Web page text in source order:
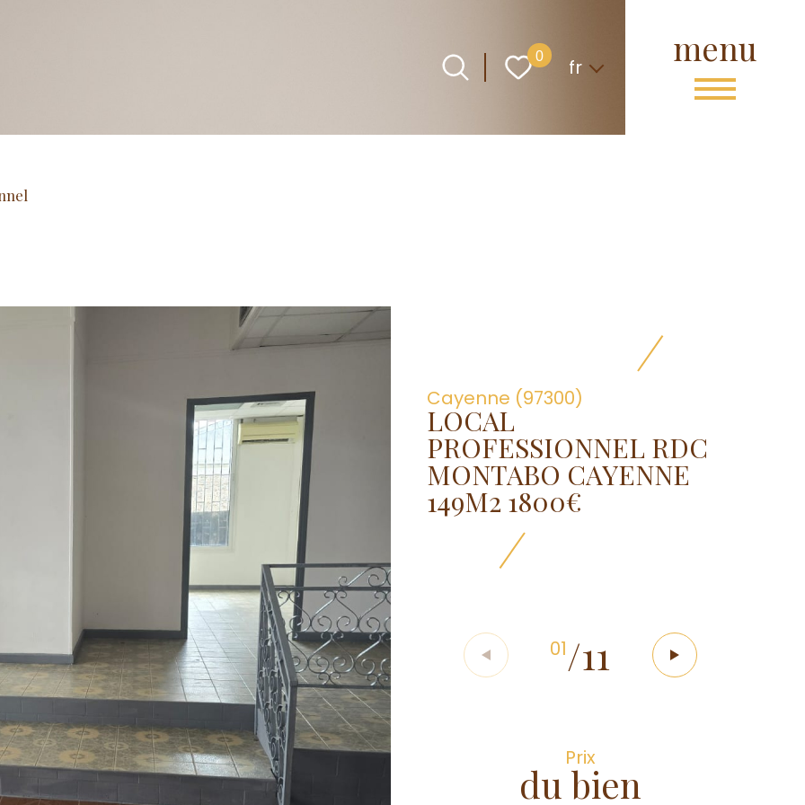
menu
0 Langue
fr
Cayenne (97300)
LOCAL
PROFESSIONNEL RDC
MONTABO CAYENNE
149M2 1800€
01/11
Prix
du bien